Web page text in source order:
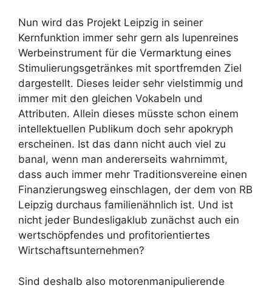
Nun wird das Projekt Leipzig in seiner
Kernfunktion immer sehr gern als lupenreines
Werbeinstrument für die Vermarktung eines
Stimulierungsgetränkes mit sportfremden Ziel
dargestellt. Dieses leider sehr vielstimmig und
immer mit den gleichen Vokabeln und
Attributen. Allein dieses müsste schon einem
intellektuellen Publikum doch sehr apokryph
erscheinen. Ist das dann nicht auch viel zu
banal, wenn man andererseits wahrnimmt,
dass auch immer mehr Traditionsvereine einen
Finanzierungsweg einschlagen, der dem von RB
Leipzig durchaus familienähnlich ist. Und ist
nicht jeder Bundesligaklub zunächst auch ein
wertschöpfendes und profitorientiertes
Wirtschaftsunternehmen?
Sind deshalb also motorenmanipulierende